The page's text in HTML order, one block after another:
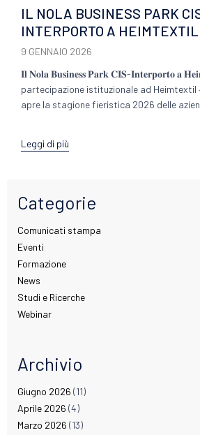
IL NOLA BUSINESS PARK
INTERPORTO A
9 GENNAIO 2026
𝐈𝐥 𝐍𝐨𝐥𝐚 𝐁𝐮𝐬𝐢𝐧𝐞𝐬𝐬 𝐏𝐚𝐫𝐤 𝐂𝐈𝐒-𝐈𝐧𝐭𝐞𝐫𝐩𝐨𝐫𝐭𝐨 𝐚
partecipazione istituzionale ad Heimtextil
apre la stagione fieristica 2026 delle
Leggi di più
Categorie
Comunicati stampa
Eventi
Formazione
News
Studi e Ricerche
Webinar
Archivio
Giugno 2026 (11)
Aprile 2026 (4)
Marzo 2026 (13)